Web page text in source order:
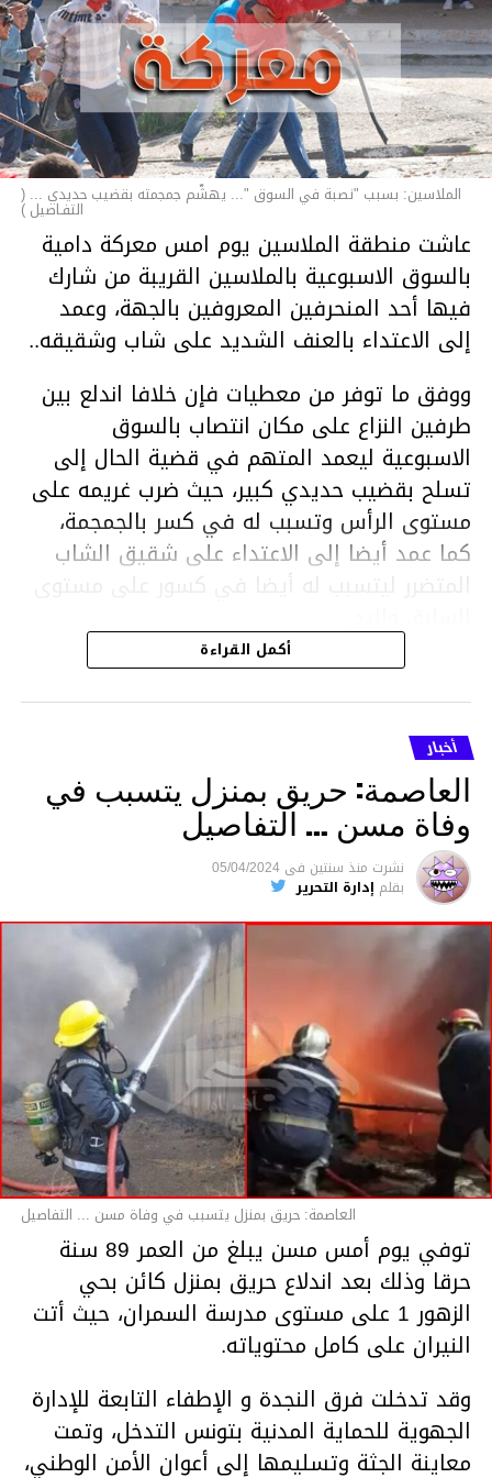
الملاسين: بسبب "نصبة في السوق "... يهشّم جمجمته بقضيب حديدي ... (
التفـاصيل )
عاشت منطقة الملاسين يوم امس معركة دامية
بالسوق الاسبوعية بالملاسين القريبة من شارك
فيها أحد المنحرفين المعروفين بالجهة، وعمد
إلى الاعتداء بالعنف الشديد على شاب وشقيقه..
ووفق ما توفر من معطيات فإن خلافا اندلع بين
طرفين النزاع على مكان انتصاب بالسوق
الاسبوعية ليعمد المتهم في قضية الحال إلى
تسلح بقضيب حديدي كبير، حيث ضرب غريمه على
مستوى الرأس وتسبب له في كسر بالجمجمة،
كما عمد أيضا إلى الاعتداء على شقيق الشاب
المتضرر ليتسبب له أيضا في كسور على مستوى
هذا وقد تمكن أعوان مركز الأمن الوطني بحي
هلال في توقيت قياسي من محاصرة المشتبه به
والقبض عليه وإحالته على التحقيق في خصوص
ما نُسبه إليه.
متابعة
قسم الاخبار
أكمل القراءة
أخبار
العاصمة: حريق بمنزل يتسبب في
وفاة مسن … التفاصيل
نشرت منذ سنتين فى 05/04/2024
بقلم إدارة التحرير
العاصمة: حريق بمنزل يتسبب في وفاة مسن ... التفاصيل
توفي يوم أمس مسن يبلغ من العمر 89 سنة
حرقا وذلك بعد اندلاع حريق بمنزل كائن بحي
الزهور 1 على مستوى مدرسة السمران، حيث أتت
النيران على كامل محتوياته.
وقد تدخلت فرق النجدة و الإطفاء التابعة للإدارة
الجهوية للحماية المدنية بتونس التدخل، وتمت
معاينة الجثة وتسليمها إلى أعوان الأمن الوطني،